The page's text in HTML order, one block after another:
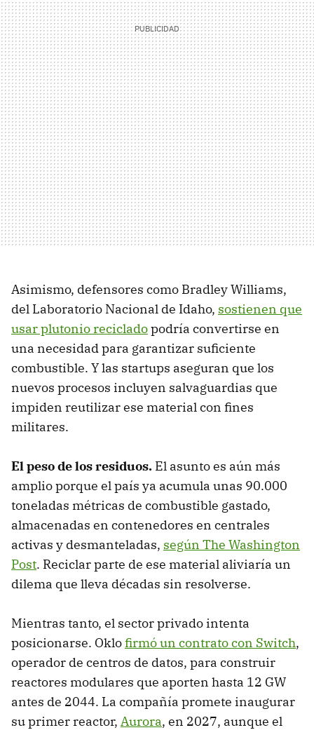
Asimismo, defensores como Bradley Williams,
del Laboratorio Nacional de Idaho, sostienen que
usar plutonio recicladopodría convertirse en
una necesidad para garantizar suficiente
combustible. Y las startups aseguran que los
nuevos procesos incluyen salvaguardias que
impiden reutilizar ese material con fines
militares.
El peso de los residuos. El asunto es aún más
amplio porque el país ya acumula unas 90.000
toneladas métricas de combustible gastado,
almacenadas en contenedores en centrales
activas y desmanteladas, según The Washington
Post. Reciclar parte de ese material aliviaría un
dilema que lleva décadas sin resolverse.
Mientras tanto, el sector privado intenta
posicionarse. Oklofirmó un contrato con Switch,
operador de centros de datos, para construir
reactores modulares que aporten hasta 12 GW
antes de 2044. La compañía promete inaugurar
su primer reactor, Aurora, en 2027, aunque el